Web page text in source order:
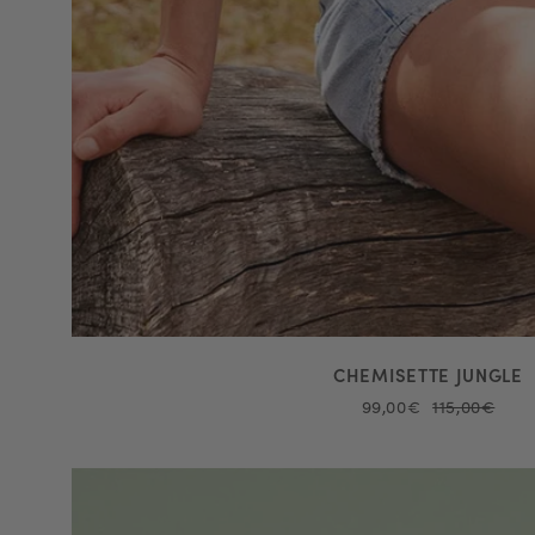
CHEMISETTE JUNGLE
99,00€ 115,00€